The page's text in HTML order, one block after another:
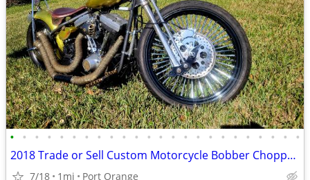
• • • • • • • • • • • • • • • • • • • • • • • •
2018 Trade or Sell Custom Motorcycle Bobber Chopper Springer
7/18 1mi Port Orange